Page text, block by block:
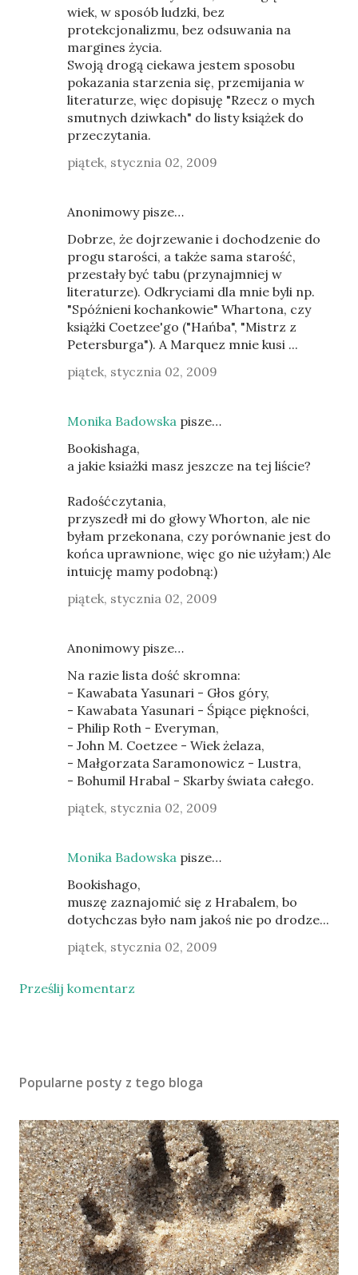
wiek, w sposób ludzki, bez
protekcjonalizmu, bez odsuwania na
margines życia.
Swoją drogą ciekawa jestem sposobu
pokazania starzenia się, przemijania w
literaturze, więc dopisuję "Rzecz o mych
smutnych dziwkach" do listy książek do
przeczytania.
piątek, stycznia 02, 2009
Anonimowy pisze…
Dobrze, że dojrzewanie i dochodzenie do
progu starości, a także sama starość,
przestały być tabu (przynajmniej w
literaturze). Odkryciami dla mnie byli np.
"Spóźnieni kochankowie" Whartona, czy
książki Coetzee'go ("Hańba", "Mistrz z
Petersburga"). A Marquez mnie kusi ...
piątek, stycznia 02, 2009
Monika Badowska pisze…
Bookishaga,
a jakie ksiażki masz jeszcze na tej liście?
Radośćczytania,
przyszedł mi do głowy Whorton, ale nie
byłam przekonana, czy porównanie jest do
końca uprawnione, więc go nie użyłam;) Ale
intuicję mamy podobną:)
piątek, stycznia 02, 2009
Anonimowy pisze…
Na razie lista dość skromna:
- Kawabata Yasunari - Głos góry,
- Kawabata Yasunari - Śpiące piękności,
- Philip Roth - Everyman,
- John M. Coetzee - Wiek żelaza,
- Małgorzata Saramonowicz - Lustra,
- Bohumil Hrabal - Skarby świata całego.
piątek, stycznia 02, 2009
Monika Badowska pisze…
Bookishago,
muszę zaznajomić się z Hrabalem, bo
dotychczas było nam jakoś nie po drodze...
piątek, stycznia 02, 2009
Prześlij komentarz
Popularne posty z tego bloga